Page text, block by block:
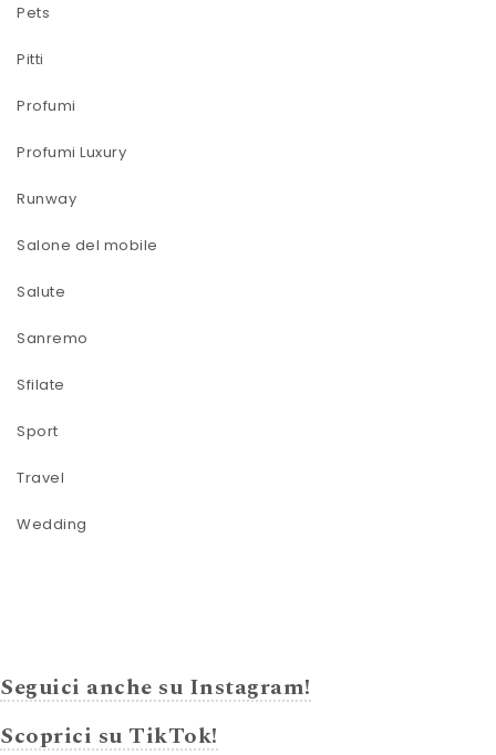
Pets
Pitti
Profumi
Profumi Luxury
Runway
Salone del mobile
Salute
Sanremo
Sfilate
Sport
Travel
Wedding
Seguici anche su Instagram!
Scoprici su TikTok!